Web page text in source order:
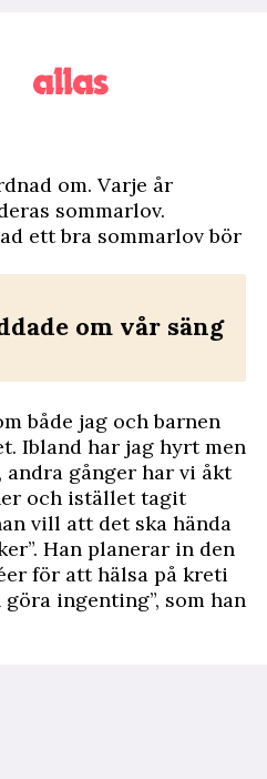
om. Varje år
sommarlov.
ett bra sommarlov bör
om vår säng
både jag och barnen
Ibland har jag hyrt men
gånger har vi åkt
och istället tagit
vill att det ska hända
Han planerar in den
för att hälsa på kreti
ingenting”, som han